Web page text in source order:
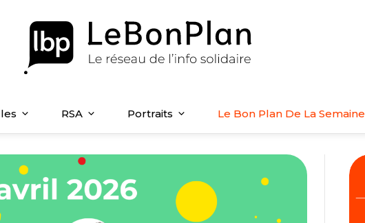
RSA Portraits Le Bon Plan De La Semaine